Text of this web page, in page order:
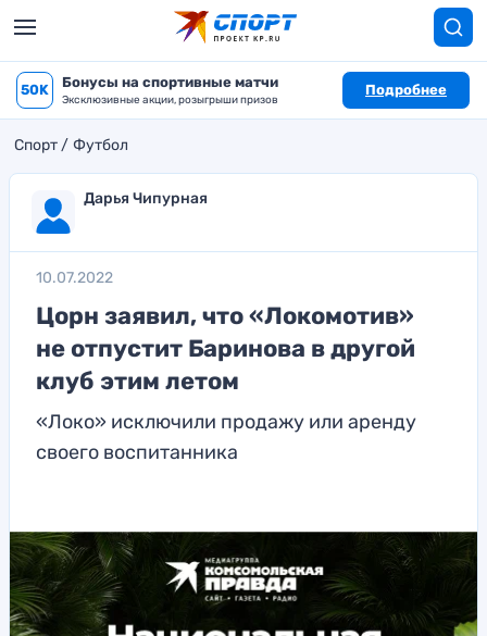
50K Бонусы на спортивные матчи
Эксклюзивные акции, розыгрыши призов
Подробнее
Спорт Футбол
Дарья Чипурная
10.07.2022
Цорн заявил, что «Локомотив»
не отпустит Баринова в другой
клуб этим летом
«Локо» исключили продажу или аренду
своего воспитанника